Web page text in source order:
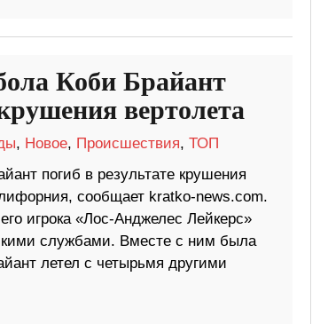
Коби Брайант
вертолета
, Новое, Происшествия, ТОП
погиб в результате крушения
сообщает kratko-news.com.
игрока «Лос-Анджелес Лейкерс»
службами. Вместе с ним была
летел с четырьмя другими